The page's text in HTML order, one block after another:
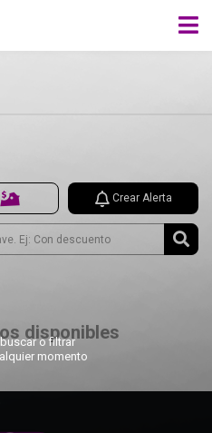
Crear Alerta
disponibles
o filtrar
momento